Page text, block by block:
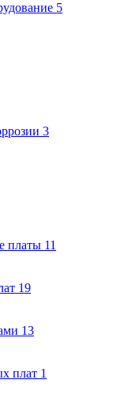
5
3
платы 11
19
13
плат 1